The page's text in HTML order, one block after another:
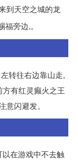
到天空之城的龙
旁边,。
转往右边靠山走,
有红灵癫火之王
闪避发。
在游戏中不去触